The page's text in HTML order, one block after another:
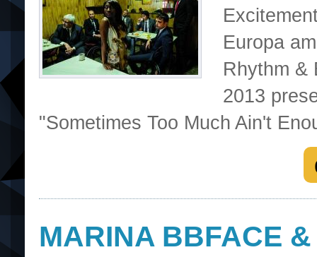
Europa
Rhythm &
2013
"Sometimes Too Much Ain't
MARINA BBFACE